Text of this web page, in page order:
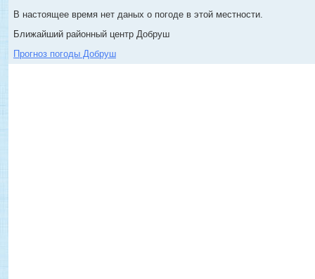
В настоящее время нет даных о погоде в этой местности.
Ближайший районный центр Добруш
Прогноз погоды Добруш